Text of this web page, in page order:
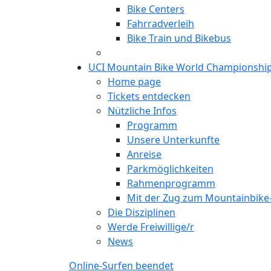
Bike Centers
Fahrradverleih
Bike Train und Bikebus
UCI Mountain Bike World
Home page
Tickets entdecken
Nützliche Infos
Programm
Unsere Unterkunfte
Anreise
Parkmöglichkeiten
Rahmenprogramm
Mit der Zug zum
Die Disziplinen
Werde Freiwillige/r
News
Online-Surfen beendet